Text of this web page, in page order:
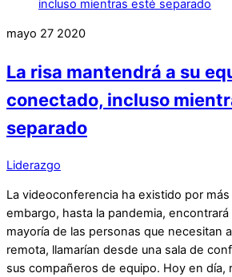
mayo 27 2020
La risa mantendrá a su
conectado, incluso
separado
Liderazgo
La videoconferencia ha existido por más
embargo, hasta la pandemia,
mayoría de las personas que necesitan
remota, llamarían desde una sala de
sus compañeros de equipo. Hoy en día,